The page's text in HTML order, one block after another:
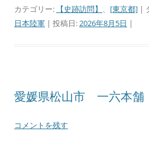
カテゴリー: 【史跡訪問】 、 [東京都] |
日本陸軍 | 投稿日:2026年8月5日 |
愛媛県松山市 一六本舗
コメントを残す